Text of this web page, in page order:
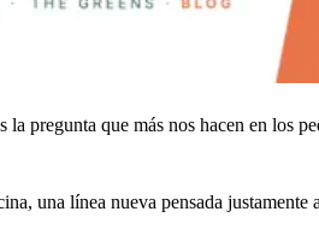
pregunta que más nos hacen en los
una línea nueva pensada